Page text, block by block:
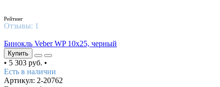
Рейтинг
Отзывы: 1
Бинокль Veber WP 10x25, черный
Купить
• 5 303 руб. •
Есть в наличии
Артикул: 2-20762